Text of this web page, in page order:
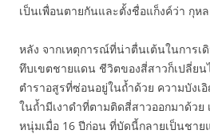
เป็นเพื่อนตายกันและตั้งชื่อแก็งค์ว่า กุห
หลัง จากเหตุการณ์ที่น่าตื่นเต้นในการเ
ทึบเขตชายแดน ชีวิตของสี่สาวก็เปลี่ยน
ตำราอสูรที่ซ่อนอยู่ในถ้ำด้วย ความบังเ
ในถ้ำมีเงาดำที่ตามติดสี่สาวออกมาด้ว
หนุ่มเมื่อ 16 ปีก่อน ที่บัดนี้กลายเป็นชา